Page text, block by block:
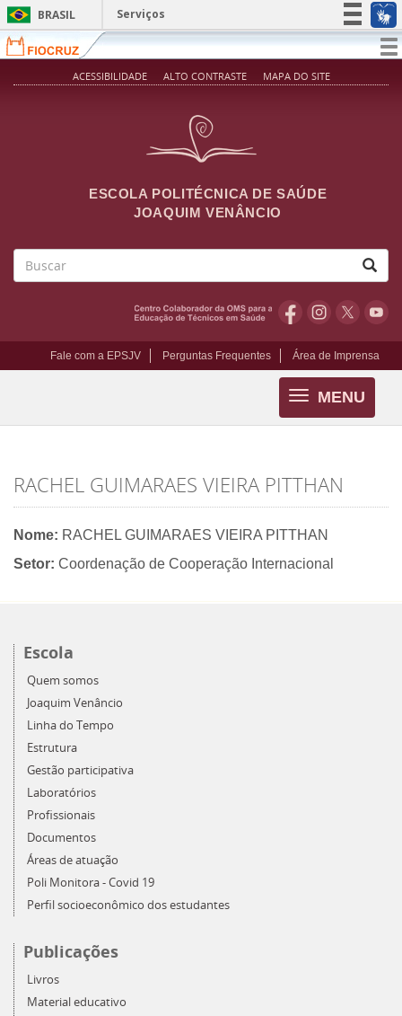
Pular para o conteúdo principal
BRASIL
Serviços
Simplifique!
Participe
ACESSIBILIDADE ALTO CONTRASTE MAPA DO SITE
ESCOLA POLITÉCNICA DE SAÚDE
JOAQUIM VENÂNCIO
Fale com a EPSJV Perguntas Frequentes Área de Imprensa
MENU
Toggle
navigation
RACHEL GUIMARAES VIEIRA PITTHAN
Nome: RACHEL GUIMARAES VIEIRA PITTHAN
Setor: Coordenação de Cooperação Internacional
Escola
Quem somos
Joaquim Venâncio
Linha do Tempo
Estrutura
Gestão participativa
Laboratórios
Profissionais
Documentos
Áreas de atuação
Poli Monitora - Covid 19
Perfil socioeconômico dos estudantes
Publicações
Livros
Material educativo